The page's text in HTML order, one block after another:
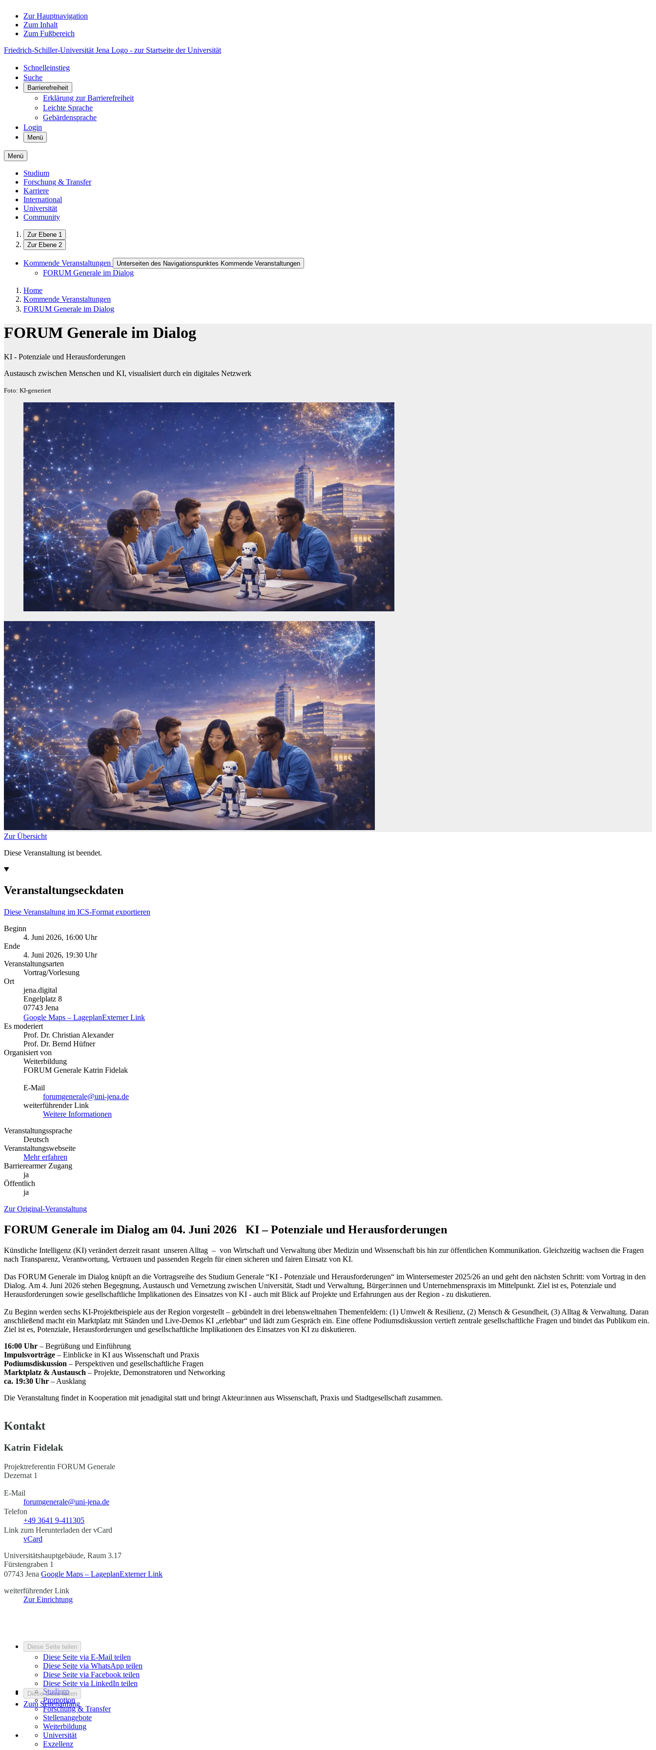
Zur Hauptnavigation
Zum Inhalt
Zum Fußbereich
Friedrich-Schiller-Universität Jena Logo - zur Startseite der Universität
Schnelleinstieg
Suche
Barrierefreiheit
Erklärung zur Barrierefreiheit
Leichte Sprache
Gebärdensprache
Login
Menü
Menü
Studium
Forschung & Transfer
Karriere
International
Universität
Community
Zur Ebene 1
Zur Ebene 2
Kommende Veranstaltungen Unterseiten des Navigationspunktes Kommende Veranstaltungen
FORUM Generale im Dialog
Home
Kommende Veranstaltungen
FORUM Generale im Dialog
FORUM Generale im Dialog
KI - Potenziale und Herausforderungen
Austausch zwischen Menschen und KI, visualisiert durch ein digitales Netzwerk
Foto: KI-generiert
Zur Übersicht
Diese Veranstaltung ist beendet.
Veranstaltungseckdaten
Diese Veranstaltung im ICS-Format exportieren
Beginn
4. Juni 2026, 16:00 Uhr
Ende
4. Juni 2026, 19:30 Uhr
Veranstaltungsarten
Vortrag/Vorlesung
Ort
jena.digital
Engelplatz 8
07743 Jena
Google Maps – LageplanExterner Link
Es moderiert
Prof. Dr. Christian Alexander
Prof. Dr. Bernd Hüfner
Organisiert von
Weiterbildung
FORUM Generale Katrin Fidelak
E-Mail
forumgenerale@uni-jena.de
weiterführender Link
Weitere Informationen
Veranstaltungssprache
Deutsch
Veranstaltungswebseite
Mehr erfahren
Barrierearmer Zugang
ja
Öffentlich
ja
Zur Original-Veranstaltung
FORUM Generale im Dialog am 04. Juni 2026 KI – Potenziale und Herausforderungen
Künstliche Intelligenz (KI) verändert derzeit rasant unseren Alltag – von Wirtschaft und Verwaltung über Medizin und Wissenschaft bis hin zur öffentlichen Kommunikation. Gleichzeitig wachsen die Fragen
nach Transparenz, Verantwortung, Vertrauen und passenden Regeln für einen sicheren und fairen Einsatz von KI.
Das FORUM Generale im Dialog knüpft an die Vortragsreihe des Studium Generale “KI - Potenziale und Herausforderungen“ im Wintersemester 2025/26 an und geht den nächsten Schritt: vom Vortrag in den
Dialog. Am 4. Juni 2026 stehen Begegnung, Austausch und Vernetzung zwischen Universität, Stadt und Verwaltung, Bürger:innen und Unternehmenspraxis im Mittelpunkt. Ziel ist es, Potenziale und
Herausforderungen sowie gesellschaftliche Implikationen des Einsatzes von KI - auch mit Blick auf Projekte und Erfahrungen aus der Region - zu diskutieren.
Zu Beginn werden sechs KI-Projektbeispiele aus der Region vorgestellt – gebündelt in drei lebensweltnahen Themenfeldern: (1) Umwelt & Resilienz, (2) Mensch & Gesundheit, (3) Alltag & Verwaltung. Daran
anschließend macht ein Marktplatz mit Ständen und Live-Demos KI „erlebbar“ und lädt zum Gespräch ein. Eine offene Podiumsdiskussion vertieft zentrale gesellschaftliche Fragen und bindet das Publikum ein.
Ziel ist es, Potenziale, Herausforderungen und gesellschaftliche Implikationen des Einsatzes von KI zu diskutieren.
16:00 Uhr – Begrüßung und Einführung
Impulsvorträge – Einblicke in KI aus Wissenschaft und Praxis
Podiumsdiskussion – Perspektiven und gesellschaftliche Fragen
Marktplatz & Austausch – Projekte, Demonstratoren und Networking
ca. 19:30 Uhr – Ausklang
Die Veranstaltung findet in Kooperation mit jenadigital statt und bringt Akteur:innen aus Wissenschaft, Praxis und Stadtgesellschaft zusammen.
Kontakt
Katrin Fidelak
Projektreferentin FORUM Generale
Dezernat 1
E-Mail
forumgenerale@uni-jena.de
Telefon
+49 3641 9-411305
Link zum Herunterladen der vCard
vCard
Universitätshauptgebäude, Raum 3.17
Fürstengraben 1
07743 Jena Google Maps – LageplanExterner Link
weiterführender Link
Zur Einrichtung
Diese Seite teilen
Diese Seite via E-Mail teilen
Diese Seite via WhatsApp teilen
Diese Seite via Facebook teilen
Diese Seite via LinkedIn teilen
Diese Seite teilen
Zum Seitenanfang
Studium
Promotion
Forschung & Transfer
Stellenangebote
Weiterbildung
Universität
Exzellenz